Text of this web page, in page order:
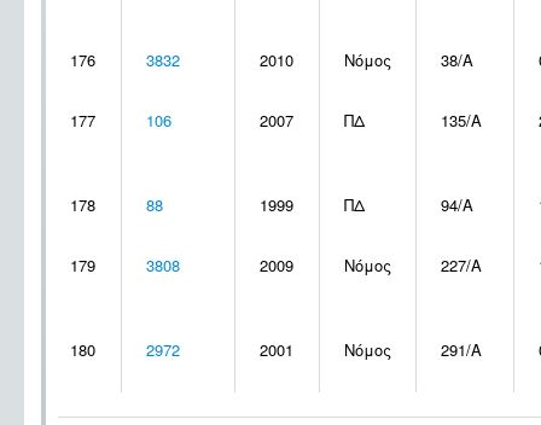
176 3832 2010 Νόμος 38/Α
177 106 2007 ΠΔ 135/Α
178 88 1999 ΠΔ 94/Α
179 3808 2009 Νόμος 227/Α
180 2972 2001 Νόμος 291/Α